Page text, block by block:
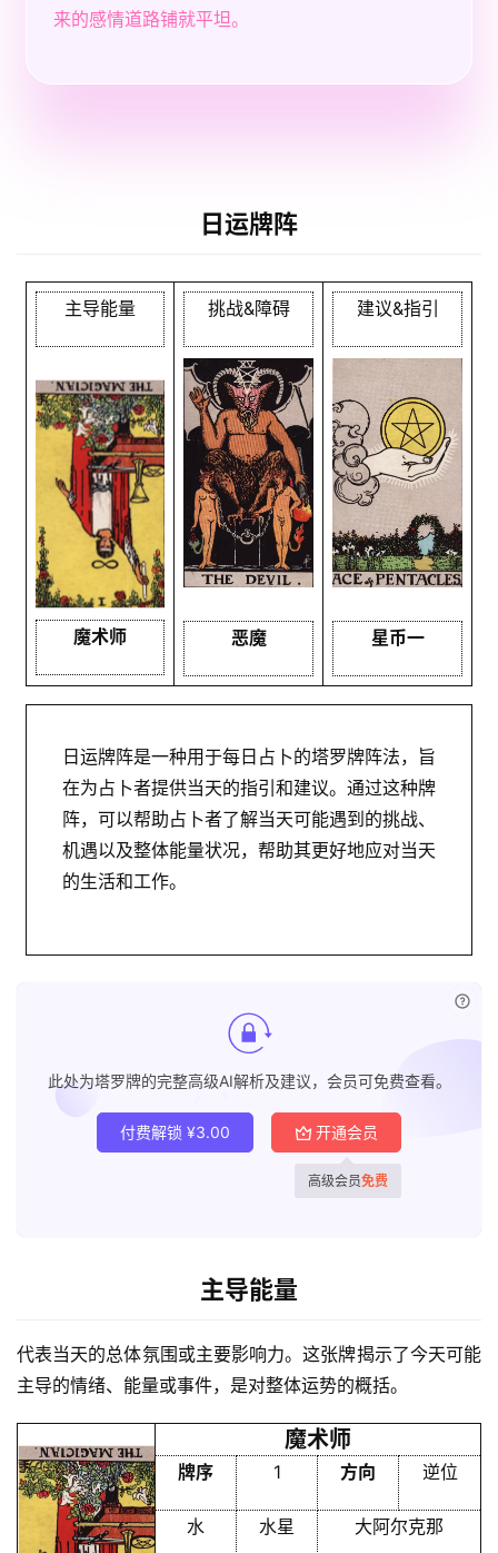
首
页
黄
历
来的感情道路铺就平坦。
日运牌阵
主导能量
魔术师
挑战&障碍
恶魔
建议&指引
星币一
日运牌阵是一种用于每日占卜的塔罗牌阵法，旨
在为占卜者提供当天的指引和建议。通过这种牌
阵，可以帮助占卜者了解当天可能遇到的挑战、
机遇以及整体能量状况，帮助其更好地应对当天
的生活和工作。
此处为塔罗牌的完整高级AI解析及建议，会员可免费查看。
付费解锁 ¥3.00 开通会员
高级会员免费
主导能量
代表当天的总体氛围或主要影响力。这张牌揭示了今天可能
主导的情绪、能量或事件，是对整体运势的概括。
魔术师
牌序 1 方向 逆位
水 水星 大阿尔克那